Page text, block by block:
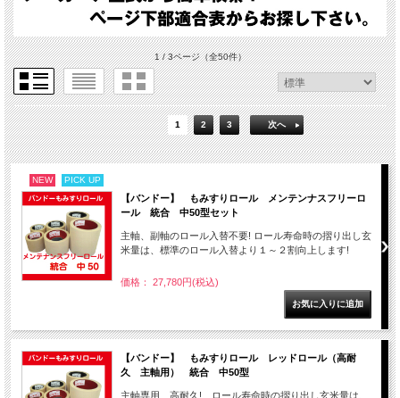
1 / 3ページ（全50件）
1 2 3 次へ
NEW PICK UP
【バンドー】 もみすりロール メンテンナスフリーロ
ール 統合 中50型セット
主軸、副軸のロール入替不要! ロール寿命時の摺り出し玄
米量は、標準のロール入替より１～２割向上します!
価格： 27,780円(税込)
【バンドー】 もみすりロール レッドロール（高耐
久 主軸用） 統合 中50型
主軸専用 高耐久! ロール寿命時の摺り出し玄米量は、